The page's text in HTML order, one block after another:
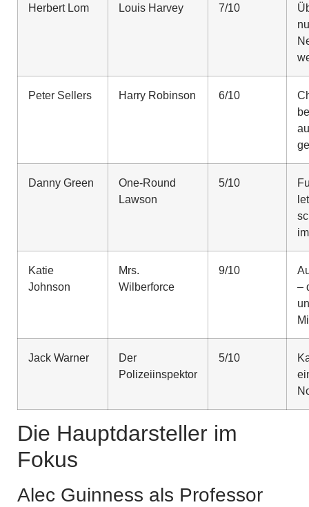
Herbert Lom Louis Harvey 7/10
Peter Sellers Harry Robinson 6/10
Danny Green
One-Round
Lawson
5/10
Katie
Johnson
Mrs.
Wilberforce
9/10
–
Jack Warner
Der
Polizeiinspektor
5/10
Die Hauptdarsteller im
Fokus
Alec Guinness als Professor